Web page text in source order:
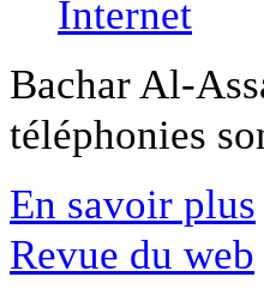
Bachar Al-
téléphonies
En savoir plus
Revue du web